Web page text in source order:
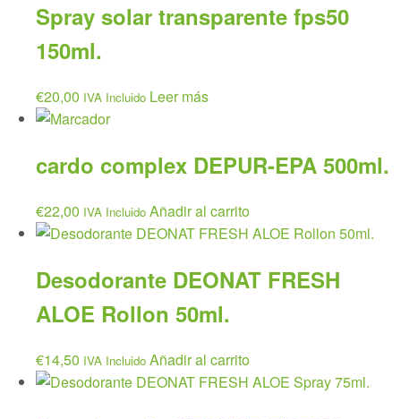
Spray solar transparente fps50
150ml.
€20,00 IVA Incluido Leer más
cardo complex DEPUR-EPA 500ml.
€22,00 IVA Incluido Añadir al carrito
Desodorante DEONAT FRESH
ALOE Rollon 50ml.
€14,50 IVA Incluido Añadir al carrito